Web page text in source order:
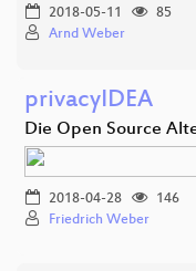
2018-05-11
85
Arnd Weber
privacyIDEA
Die Open Source
2018-04-28
146
Friedrich Weber